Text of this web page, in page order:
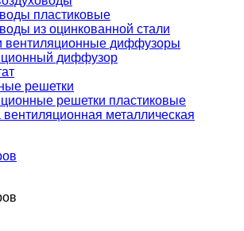
пластиковые
из оцинкованной стали
вентиляционные диффузоры
диффузор
решетки
решетки пластиковые
вентиляционная металлическая